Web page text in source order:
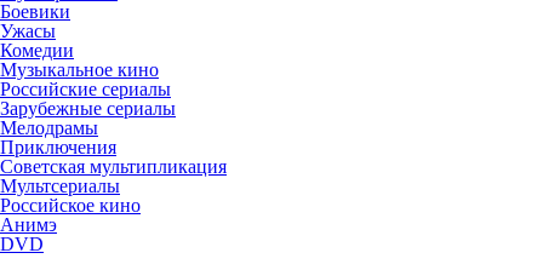
Боевики
Ужасы
Комедии
Музыкальное кино
Российские сериалы
Зарубежные сериалы
Мелодрамы
Приключения
Советская мультипликация
Мультсериалы
Российское кино
Анимэ
DVD